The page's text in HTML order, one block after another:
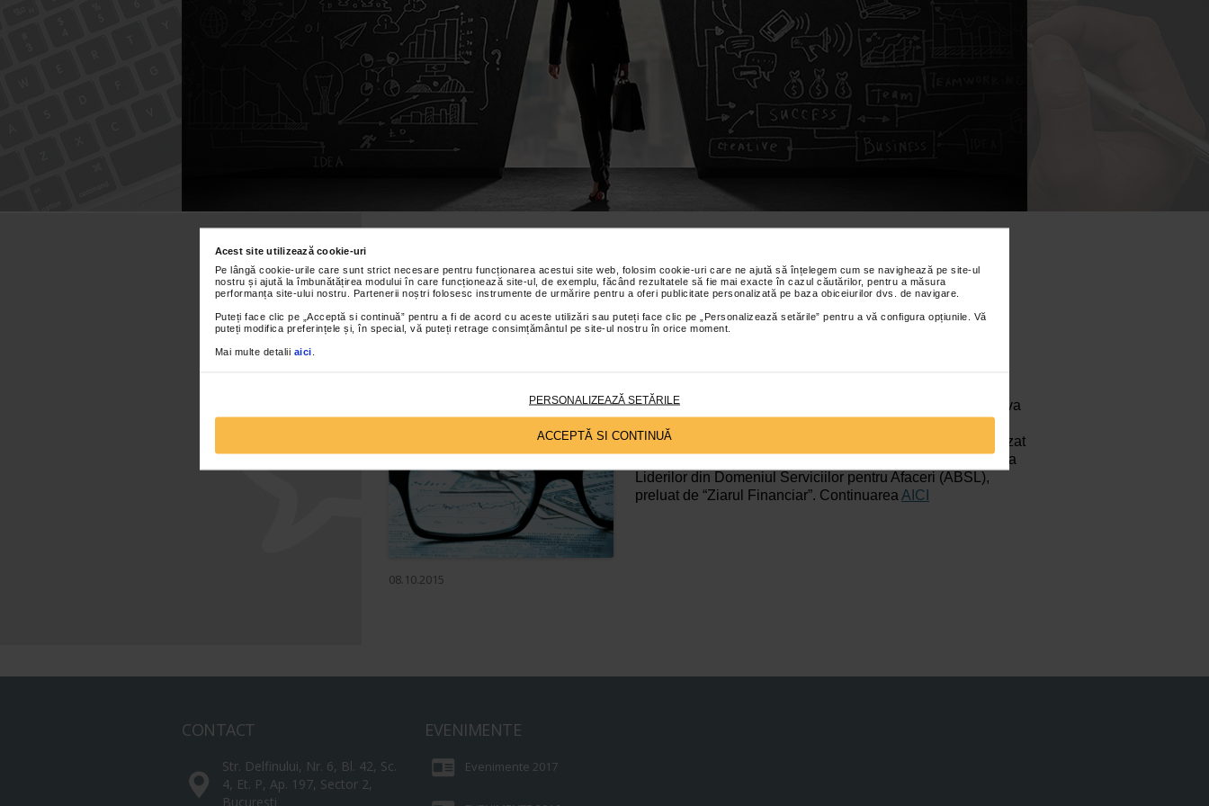
Acest site utilizează cookie-uri
Pe lângă cookie-urile care sunt strict necesare pentru funcționarea acestui site web, folosim cookie-uri care ne ajută să înțelegem cum se navighează pe site-ul
nostru și ajută la îmbunătățirea modului în care funcționează site-ul, de exemplu, făcând rezultatele să fie mai exacte în cazul căutărilor, pentru a măsura
performanța site-ului nostru. Partenerii noștri folosesc instrumente de urmărire pentru a oferi publicitate personalizată pe baza obiceiurilor dvs. de navigare.
Puteți face clic pe „Acceptă si continuă” pentru a fi de acord cu aceste utilizări sau puteți face clic pe „Personalizează setările” pentru a vă configura opțiunile. Vă
puteți modifica preferințele și, în special, vă puteți retrage consimțământul pe site-ul nostru în orice moment.
Mai multe detalii aici
PERSONALIZEAZĂ SETĂRILE
ACCEPTĂ SI CONTINUĂ
CAPACITATE ADMINISTRATIVA
după:
INDUSTRIA SERVICIILOR PENTRU
AFACERI VA CREŞTE CU PESTE 60%
Numărul de angajaţi din industria serviciilor pentru afaceri va
creşte cu peste 60% până în 2017, urmând să fie depăşit
astfel pragul de 100.000 salariaţi, conform unui studiu realizat
de compania de audit şi consultanţă KPMG pentru Asociaţia
Liderilor din Domeniul Serviciilor pentru Afaceri (ABSL),
preluat de “Ziarul Financiar”. Continuarea AICI
08.10.2015
CONTACT
Str. Delfinului, Nr. 6, Bl. 42, Sc.
4, Et. P, Ap. 197, Sector 2,
Bucuresti
EVENIMENTE
Evenimente 2017